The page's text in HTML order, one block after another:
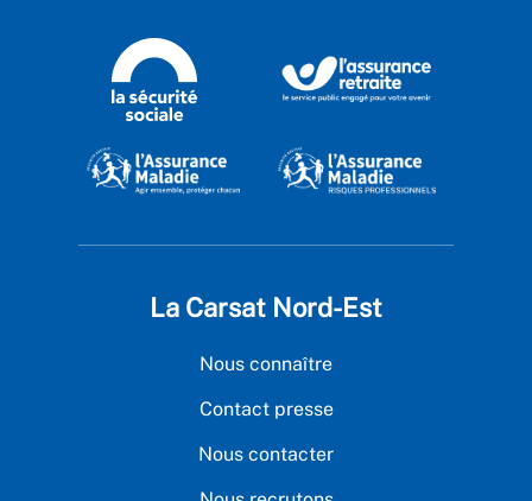
La Carsat Nord-Est
Nous connaître
Contact presse
Nous contacter